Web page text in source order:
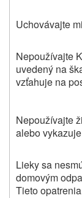
Uchovávajte
Nepoužívajte
uvedený na
vzťahuje na
Nepoužívajte
alebo
Lieky sa
domovým
Tieto